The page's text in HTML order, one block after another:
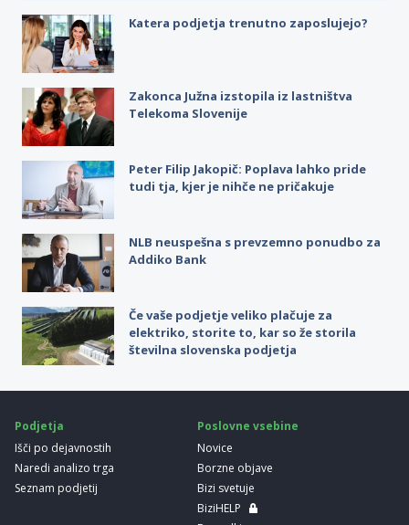
Katera podjetja trenutno zaposlujejo?
Zakonca Južna izstopila iz lastništva
Telekoma Slovenije
Peter Filip Jakopič: Poplava lahko pride
tudi tja, kjer je nihče ne pričakuje
NLB neuspešna s prevzemno ponudbo za
Addiko Bank
Če vaše podjetje veliko plačuje za
elektriko, storite to, kar so že storila
številna slovenska podjetja
Podjetja
Išči po dejavnostih
Naredi analizo trga
Seznam podjetij
Poslovne vsebine
Novice
Borzne objave
Bizi svetuje
BiziHELP